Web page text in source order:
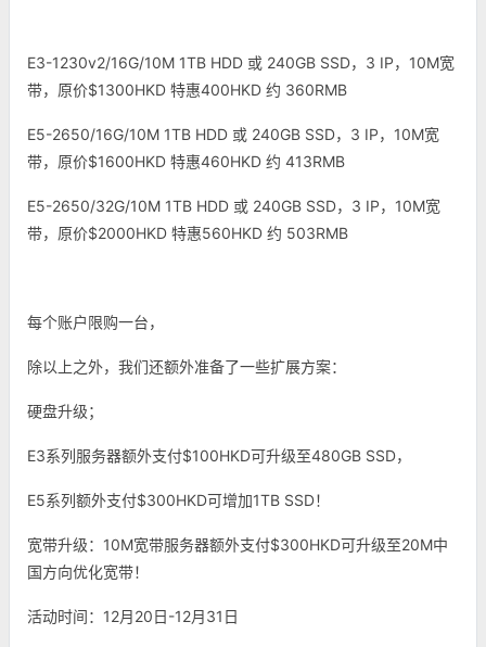
E3-1230v2/16G/10M 1TB HDD 或 240GB SSD，3 IP，10M宽
带，原价$1300HKD 特惠400HKD 约 360RMB
E5-2650/16G/10M 1TB HDD 或 240GB SSD，3 IP，10M宽
带，原价$1600HKD 特惠460HKD 约 413RMB
E5-2650/32G/10M 1TB HDD 或 240GB SSD，3 IP，10M宽
带，原价$2000HKD 特惠560HKD 约 503RMB
每个账户限购一台，
除以上之外，我们还额外准备了一些扩展方案：
硬盘升级；
E3系列服务器额外支付$100HKD可升级至480GB SSD，
E5系列额外支付$300HKD可增加1TB SSD！
宽带升级：10M宽带服务器额外支付$300HKD可升级至20M中
国方向优化宽带！
活动时间：12月20日-12月31日